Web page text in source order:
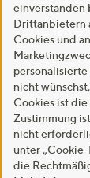
einverstanden
Drittanbietern
Cookies und
nicht
Cookies ist
Zustimmung
nicht
unter
die